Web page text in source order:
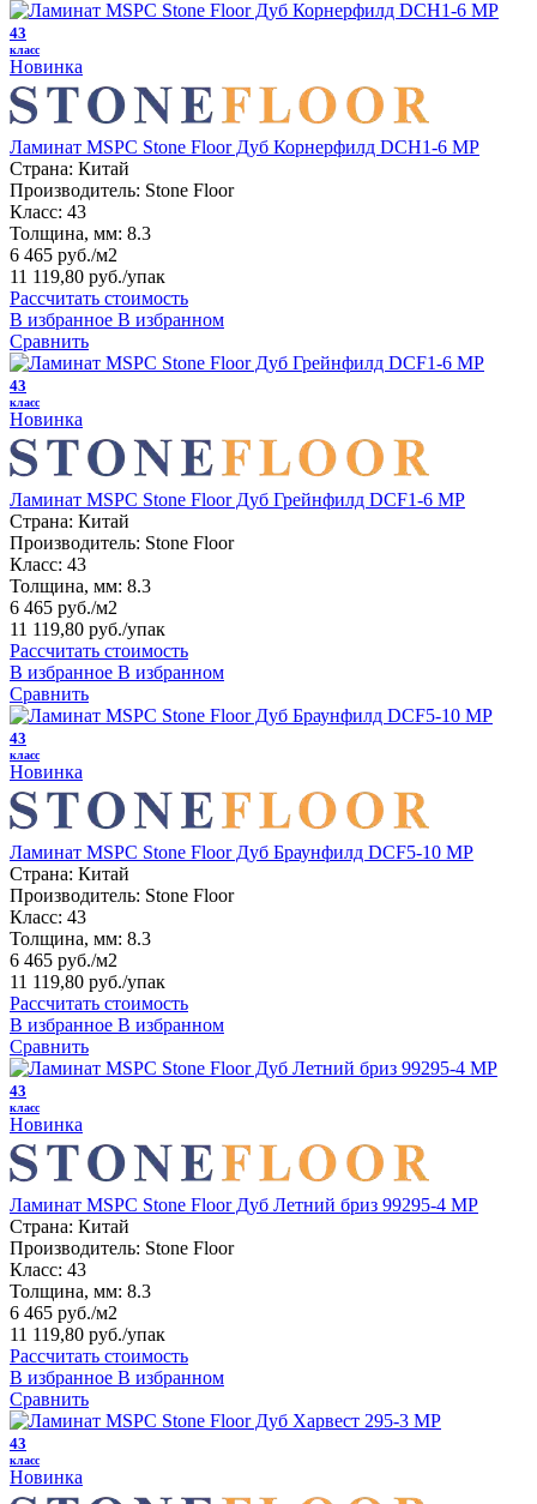
43
класс
Новинка
Ламинат MSPC Stone Floor Дуб Корнерфилд DCH1-6 MР
Страна: Китай
Производитель: Stone Floor
Класс: 43
Толщина, мм: 8.3
6 465 руб./м2
11 119,80 руб./упак
Рассчитать стоимость
В избранное В избранном
Сравнить
43
класс
Новинка
Ламинат MSPC Stone Floor Дуб Грейнфилд DCF1-6 MР
Страна: Китай
Производитель: Stone Floor
Класс: 43
Толщина, мм: 8.3
6 465 руб./м2
11 119,80 руб./упак
Рассчитать стоимость
В избранное В избранном
Сравнить
43
класс
Новинка
Ламинат MSPC Stone Floor Дуб Браунфилд DCF5-10 MР
Страна: Китай
Производитель: Stone Floor
Класс: 43
Толщина, мм: 8.3
6 465 руб./м2
11 119,80 руб./упак
Рассчитать стоимость
В избранное В избранном
Сравнить
43
класс
Новинка
Ламинат MSPC Stone Floor Дуб Летний бриз 99295-4 MР
Страна: Китай
Производитель: Stone Floor
Класс: 43
Толщина, мм: 8.3
6 465 руб./м2
11 119,80 руб./упак
Рассчитать стоимость
В избранное В избранном
Сравнить
43
класс
Новинка